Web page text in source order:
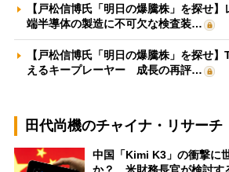
【戸松信博氏「明日の爆騰株」を探せ
端半導体の製造に不可欠な検査装…
【戸松信博氏「明日の爆騰株」を探せ
えるキープレーヤー 成長の再評…
田代尚機のチャイナ・リサーチ
中国「Kimi K3」の衝撃に